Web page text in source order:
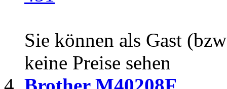
Sie können als Gast
keine Preise sehen